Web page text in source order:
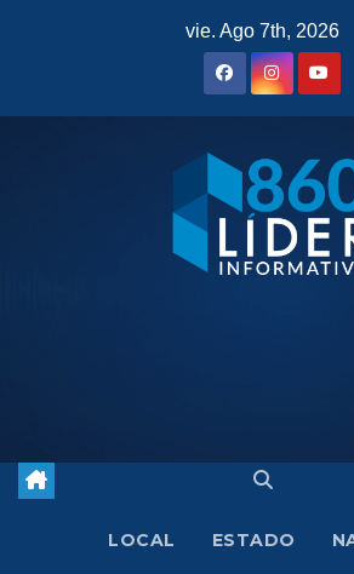
vie. Ago 7th, 2026
LOCAL ESTADO